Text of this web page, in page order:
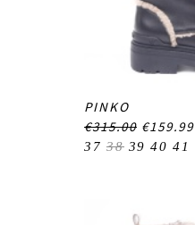
PINKO
€315.00 €159.99
37 38 39 40 41